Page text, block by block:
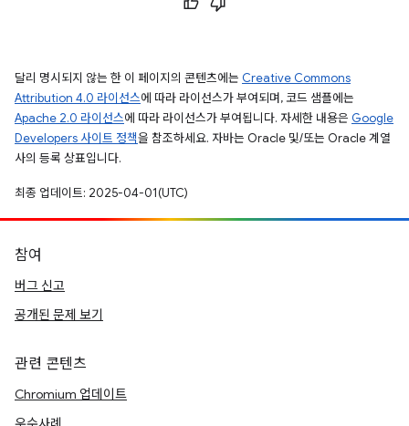
달리 명시되지 않는 한 이 페이지의 콘텐츠에는 Creative Commons
Attribution 4.0 라이선스에 따라 라이선스가 부여되며, 코드 샘플에는
Apache 2.0 라이선스에 따라 라이선스가 부여됩니다. 자세한 내용은 Google
Developers 사이트 정책을 참조하세요. 자바는 Oracle 및/또는 Oracle 계열
사의 등록 상표입니다.
최종 업데이트: 2025-04-01(UTC)
참여
버그 신고
공개된 문제 보기
관련 콘텐츠
Chromium 업데이트